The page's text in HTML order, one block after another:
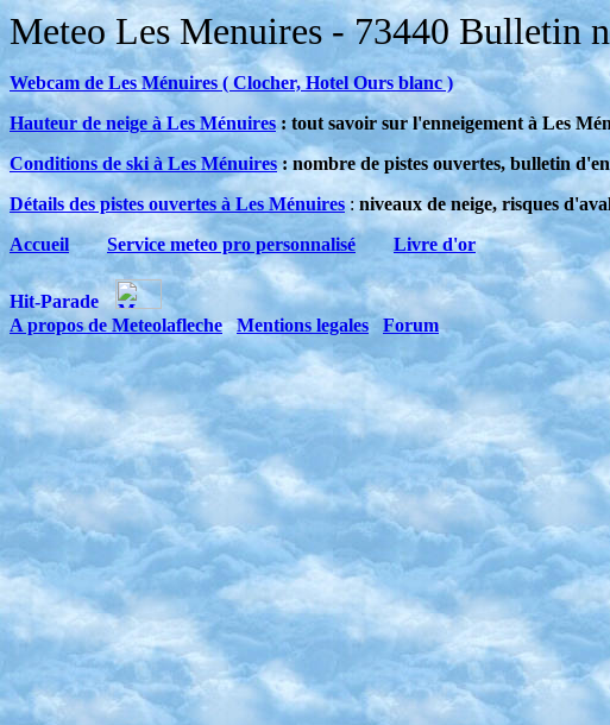
Meteo Les Menuires - 73440 Bulletin
Webcam de Les Ménuires ( Clocher, Hotel Ours blanc )
Hauteur de neige à Les Ménuires: tout savoir sur l'enneigement à Les
Conditions de ski à Les Ménuires : nombre de pistes ouvertes, bulletin
Détails des pistes ouvertes à Les Ménuires : niveaux de neige, risques
Accueil
Service meteo pro personnalisé Livre d'or
A propos de Meteolafleche Mentions legales Forum